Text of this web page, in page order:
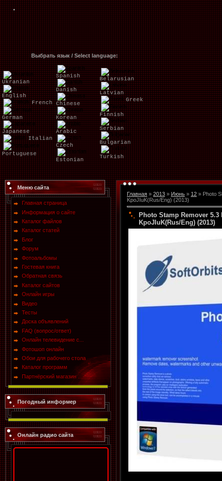
Выбрать язык / Select language:
Ukranian
English
French
German
Japanese
Italian
Portuguese
Spanish
Danish
Chinese
Korean
Arabic
Czech
Estonian
Belarusian
Latvian
Greek
Finnish
Serbian
Bulgarian
Turkish
Меню сайта
Главная страница
Информация о сайте
Каталог файлов
Каталог статей
Блог
Форум
Фотоальбомы
Гостевая книга
Обратная связь
Каталог сайтов
Онлайн игры
Видео
Тесты
Доска объявлений
FAQ (вопрос/ответ)
Онлайн телевидение с...
Фотошоп онлайн
Обои для рабочего стола
Каталог программ
Партнёрский магазин ...
Погодный информер
Онлайн радио сайта
Главная » 2013 » Июнь » 12 » Photo
KpoJIuK(Rus/Eng) (2013)
Photo Stamp Remover 5.3
KpoJIuK(Rus/Eng) (2013)